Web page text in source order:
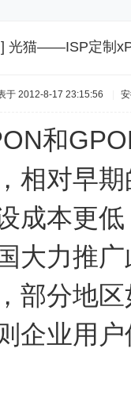
光猫——ISP定制
于 2012-8-17 23:15:56
和
相对早
成本更
大力推
部分地
企业用